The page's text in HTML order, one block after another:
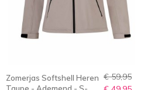
Zomerjas Softshell Heren € 59,95